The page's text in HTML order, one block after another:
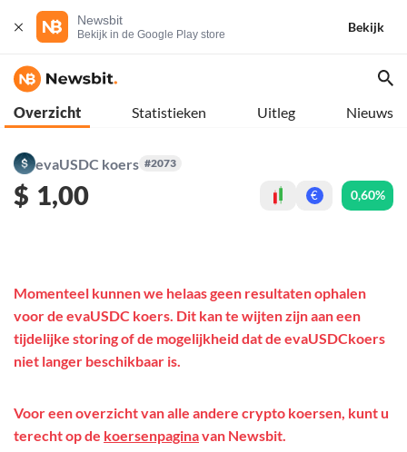
Newsbit
Bekijk in de Google Play store
Bekijk
Overzicht Statistieken Uitleg Nieuws
evaUSDC koers #2073
$ 1,00 € 0,60%
Momenteel kunnen we helaas geen resultaten ophalen
voor de evaUSDC koers. Dit kan te wijten zijn aan een
tijdelijke storing of de mogelijkheid dat de evaUSDCkoers
niet langer beschikbaar is.
Voor een overzicht van alle andere crypto koersen, kunt u
terecht op de koersenpaginavan Newsbit.